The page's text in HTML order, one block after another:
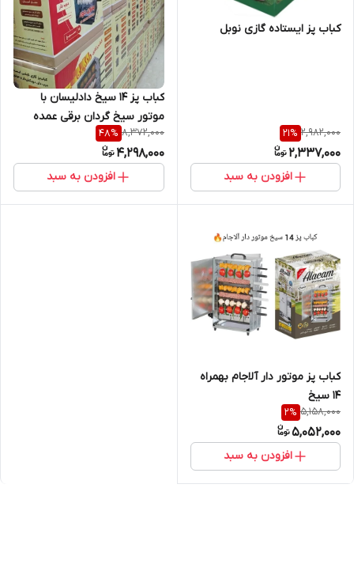
کباب پز ایستاده گازی نوبل
2,982,000
21%
2,337,000
افزودن به سبد
کباب پز ۱۴ سیخ دادلیسان با
موتور سیخ گردان برقی عمده
8,372,000
48%
4,298,000
افزودن به سبد
کباب پز موتور دار آلاجام بهمراه
۱۴ سیخ
5,158,000
2%
5,052,000
افزودن به سبد